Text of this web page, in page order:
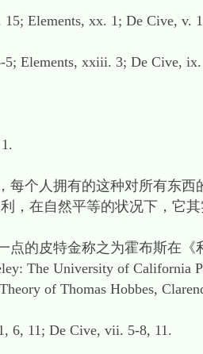
Elements, xx. 1; De Cive, v.
Elements, xxiii. 3; De Cive, ix.
个人拥有的这种对所有东西
，在自然平等的状况下，它
皮特金称之为霍布斯在《利
The University of California
of Thomas Hobbes,
11; De Cive, vii. 5-8, 11.